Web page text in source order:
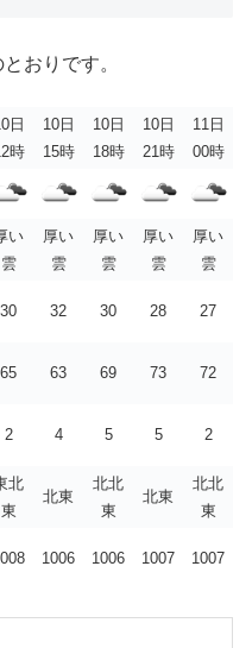
おりです。
日
時
10日
15時
10日
18時
10日
21時
11日
00時
い
雲
厚い
雲
厚い
雲
厚い
雲
厚い
雲
30 32 30 28 27
65 63 69 73 72
2 4 5 5 2
北
東
北東
北北
東
北東
北北
東
1006 1006 1007 1007